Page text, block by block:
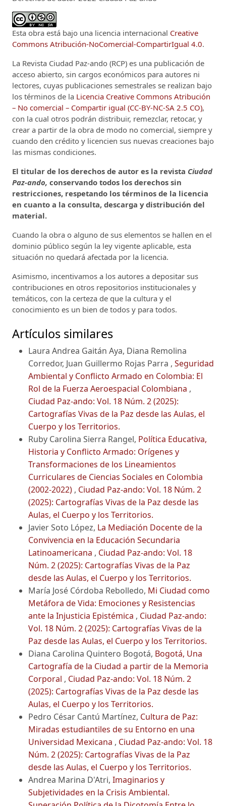
Esta obra está bajo una licencia internacional Creative
Commons Atribución-NoComercial-CompartirIgual 4.0.
La Revista Ciudad Paz-ando (RCP) es una publicación de
acceso abierto, sin cargos económicos para autores ni
lectores, cuyas publicaciones semestrales se realizan bajo
los términos de la Licencia Creative Commons Atribución
– No comercial – Compartir igual (CC-BY-NC-SA 2.5 CO),
con la cual otros podrán distribuir, remezclar, retocar, y
crear a partir de la obra de modo no comercial, siempre y
cuando den crédito y licencien sus nuevas creaciones bajo
las mismas condiciones.
El titular de los derechos de autor es la revista Ciudad
Paz-ando, conservando todos los derechos sin
restricciones, respetando los términos de la licencia
en cuanto a la consulta, descarga y distribución del
material.
Cuando la obra o alguno de sus elementos se hallen en el
dominio público según la ley vigente aplicable, esta
situación no quedará afectada por la licencia.
Asimismo, incentivamos a los autores a depositar sus
contribuciones en otros repositorios institucionales y
temáticos, con la certeza de que la cultura y el
conocimiento es un bien de todos y para todos.
Artículos similares
Laura Andrea Gaitán Aya, Diana Remolina
Corredor, Juan Guillermo Rojas Parra , Seguridad
Ambiental y Conflicto Armado en Colombia: El
Rol de la Fuerza Aeroespacial Colombiana ,
Ciudad Paz-ando: Vol. 18 Núm. 2 (2025):
Cartografías Vivas de la Paz desde las Aulas, el
Cuerpo y los Territorios.
Ruby Carolina Sierra Rangel, Política Educativa,
Historia y Conflicto Armado: Orígenes y
Transformaciones de los Lineamientos
Curriculares de Ciencias Sociales en Colombia
(2002-2022) , Ciudad Paz-ando: Vol. 18 Núm. 2
(2025): Cartografías Vivas de la Paz desde las
Aulas, el Cuerpo y los Territorios.
Javier Soto López, La Mediación Docente de la
Convivencia en la Educación Secundaria
Latinoamericana , Ciudad Paz-ando: Vol. 18
Núm. 2 (2025): Cartografías Vivas de la Paz
desde las Aulas, el Cuerpo y los Territorios.
María José Córdoba Rebolledo, Mi Ciudad como
Metáfora de Vida: Emociones y Resistencias
ante la Injusticia Epistémica , Ciudad Paz-ando:
Vol. 18 Núm. 2 (2025): Cartografías Vivas de la
Paz desde las Aulas, el Cuerpo y los Territorios.
Diana Carolina Quintero Bogotá, Bogotá, Una
Cartografía de la Ciudad a partir de la Memoria
Corporal , Ciudad Paz-ando: Vol. 18 Núm. 2
(2025): Cartografías Vivas de la Paz desde las
Aulas, el Cuerpo y los Territorios.
Pedro César Cantú Martínez, Cultura de Paz:
Miradas estudiantiles de su Entorno en una
Universidad Mexicana , Ciudad Paz-ando: Vol. 18
Núm. 2 (2025): Cartografías Vivas de la Paz
desde las Aulas, el Cuerpo y los Territorios.
Andrea Marina D'Atri, Imaginarios y
Subjetividades en la Crisis Ambiental.